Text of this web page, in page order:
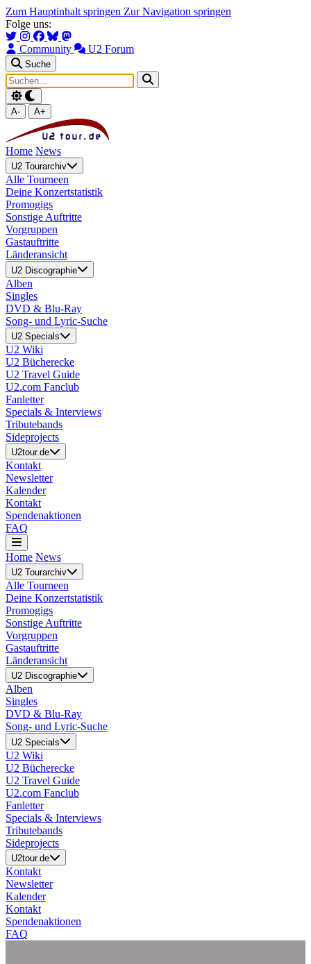
Zum Hauptinhalt springen Zur Navigation springen
Folge uns:
Community U2 Forum
Suche
A- A+
Home News
U2 Tourarchiv
Alle Tourneen
Deine Konzertstatistik
Promogigs
Sonstige Auftritte
Vorgruppen
Gastauftritte
Länderansicht
U2 Discographie
Alben
Singles
DVD & Blu-Ray
Song- und Lyric-Suche
U2 Specials
U2 Wiki
U2 Bücherecke
U2 Travel Guide
U2.com Fanclub
Fanletter
Specials & Interviews
Tributebands
Sideprojects
U2tour.de
Kontakt
Newsletter
Kalender
Kontakt
Spendenaktionen
FAQ
Home News
U2 Tourarchiv
Alle Tourneen
Deine Konzertstatistik
Promogigs
Sonstige Auftritte
Vorgruppen
Gastauftritte
Länderansicht
U2 Discographie
Alben
Singles
DVD & Blu-Ray
Song- und Lyric-Suche
U2 Specials
U2 Wiki
U2 Bücherecke
U2 Travel Guide
U2.com Fanclub
Fanletter
Specials & Interviews
Tributebands
Sideprojects
U2tour.de
Kontakt
Newsletter
Kalender
Kontakt
Spendenaktionen
FAQ